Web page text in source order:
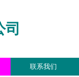
联系我们